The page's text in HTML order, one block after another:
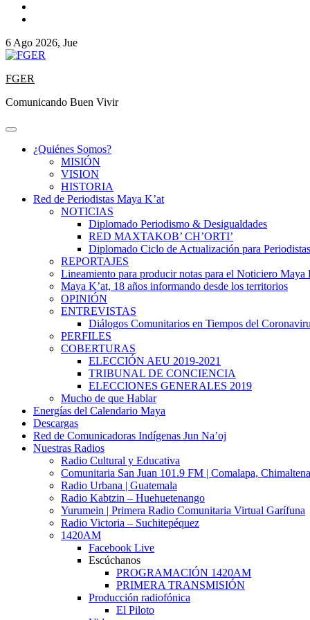
6 Ago 2026, Jue
FGER
Comunicando Buen Vivir
¿Quiénes Somos?
MISIÓN
VISION
HISTORIA
Red de Periodistas Maya K’at
NOTICIAS
Diplomado Periodismo & Desigualdades
RED MAXTAKOB’ CH’ORTI’
Diplomado Ciclo de Actualización para Periodistas
REPORTAJES
Lineamiento para producir notas para el Noticiero Maya
Maya K’at, 18 años informando desde los territorios
OPINIÓN
ENTREVISTAS
Diálogos Comunitarios en Tiempos del
PERFILES
COBERTURAS
ELECCIÓN AEU 2019-2021
TRIBUNAL DE CONCIENCIA
ELECCIONES GENERALES 2019
Mucho de que Hablar
Energías del Calendario Maya
Descargas
Red de Comunicadoras Indígenas Jun Na’oj
Nuestras Radios
Radio Cultural y Educativa
Comunitaria San Juan 101.9 FM | Comalapa,
Radio Urbana | Guatemala
Radio Kabtzin – Huehuetenango
Yurumein | Primera Radio Comunitaria Virtual Garífuna
Radio Victoria – Suchitepéquez
1420AM
Facebook Live
Escúchanos
PROGRAMACIÓN 1420AM
PRIMERA TRANSMISIÓN
Producción radiofónica
El Piloto